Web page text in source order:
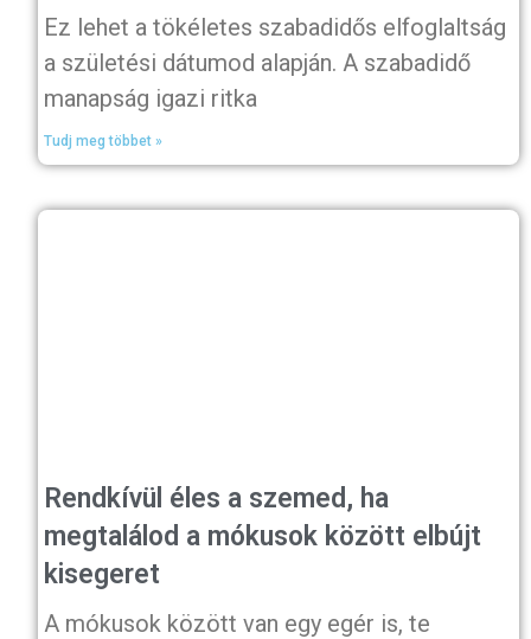
Ez lehet a tökéletes szabadidős elfoglaltság
a születési dátumod alapján. A szabadidő
manapság igazi ritka
Tudj meg többet »
Rendkívül éles a szemed, ha
megtalálod a mókusok között elbújt
kisegeret
A mókusok között van egy egér is, te